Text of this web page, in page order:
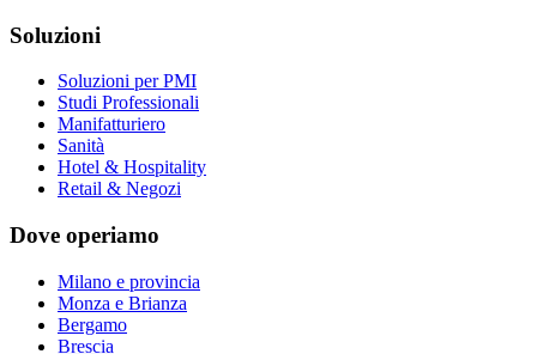
Soluzioni
Soluzioni per PMI
Studi Professionali
Manifatturiero
Sanità
Hotel & Hospitality
Retail & Negozi
Dove operiamo
Milano e provincia
Monza e Brianza
Bergamo
Brescia